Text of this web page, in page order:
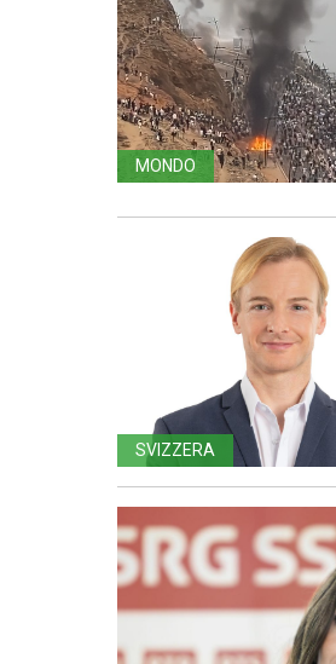
MONDO
SVIZZERA